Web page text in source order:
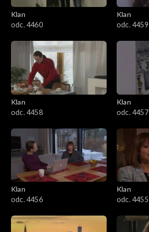
Klan
odc. 4460
Klan
odc. 4459
Klan
odc. 4458
Klan
odc. 4457
Klan
odc. 4456
Klan
odc. 4455